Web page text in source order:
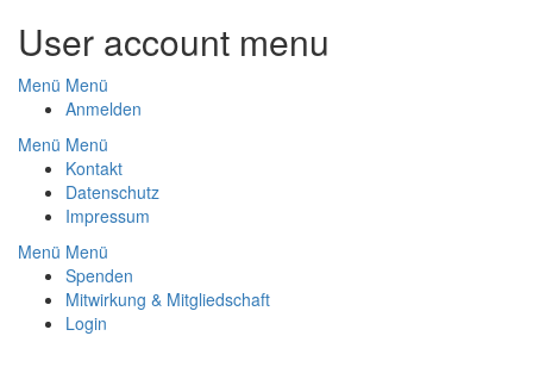
User account menu
Menü Menü
Anmelden
Footer
Menü Menü
Kontakt
Datenschutz
Impressum
Footer
Menu
Menü Menü
Spenden
Mitwirkung & Mitgliedschaft
Login